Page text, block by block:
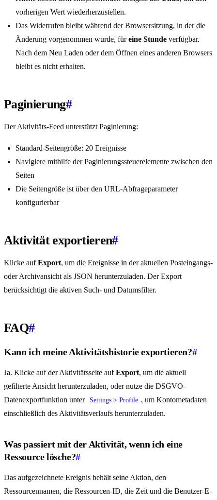
vorherigen Wert wiederherzustellen.
Das Widerrufen bleibt während der Browsersitzung, in der die
Änderung vorgenommen wurde, füreine Stunde verfügbar.
Nach dem Neu Laden oder dem Öffnen eines anderen Browsers
bleibt es nicht erhalten.
Paginierung#
Der Aktivitäts-Feed unterstützt Paginierung:
Standard-Seitengröße: 20 Ereignisse
Navigiere mithilfe der Paginierungssteuerelemente zwischen den
Seiten
Die Seitengröße ist über den URL-Abfrageparameter
konfigurierbar
Aktivität exportieren#
Klicke aufExport, um die Ereignisse in der aktuellen Posteingangs-
oder Archivansicht als JSON herunterzuladen. Der Export
berücksichtigt die aktiven Such- und Datumsfilter.
FAQ#
Kann ich meine Aktivitätshistorie exportieren?#
Ja. Klicke auf der Aktivitätsseite aufExport, um die aktuell
gefilterte Ansicht herunterzuladen, oder nutze die DSGVO-
Datenexportfunktion unter
Settings > Profile , um Kontometadaten
einschließlich des Aktivitätsverlaufs herunterzuladen.
Was passiert mit der Aktivität, wenn ich eine
Ressource lösche?#
Das aufgezeichnete Ereignis behält seine Aktion, den
Ressourcennamen, die Ressourcen-ID, die Zeit und die Benutzer-E-